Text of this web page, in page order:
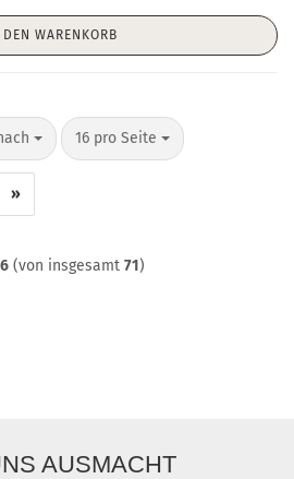
DEN WARENKORB
16 pro Seite
pro Seite
»
(von insgesamt 71)
AUSMACHT